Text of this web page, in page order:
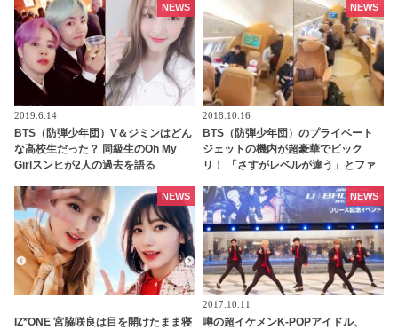
から学ぶことがたくさんある」
2019.6.14
BTS（防弾少年団）V＆ジミンはどん
な高校生だった？ 同級生のOh My
Girlスンヒが2人の過去を語る
NEWS
2018.10.16
BTS（防弾少年団）のプライベート
ジェットの機内が超豪華でビック
リ！ 「さすがレベルが違う」とファ
NEWS
IZ*ONE 宮脇咲良は目を開けたまま寝
NEWS
2017.10.11
噂の超イケメンK-POPアイドル、
NEWS